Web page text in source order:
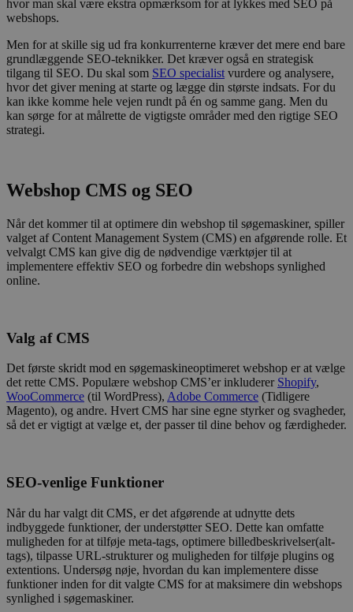
hvor man skal være ekstra opmærksom for at lykkes med SEO på
webshops.
Men for at skille sig ud fra konkurrenterne kræver det mere end bare
grundlæggende SEO-teknikker. Det kræver også en strategisk
tilgang til SEO. Du skal som SEO specialist vurdere og analysere,
hvor det giver mening at starte og lægge din største indsats. For du
kan ikke komme hele vejen rundt på én og samme gang. Men du
kan sørge for at målrette de vigtigste områder med den rigtige SEO
strategi.
Webshop CMS og SEO
Når det kommer til at optimere din webshop til søgemaskiner, spiller
valget af Content Management System (CMS) en afgørende rolle. Et
velvalgt CMS kan give dig de nødvendige værktøjer til at
implementere effektiv SEO og forbedre din webshops synlighed
online.
Valg af CMS
Det første skridt mod en søgemaskineoptimeret webshop er at vælge
det rette CMS. Populære webshop CMS’er inkluderer Shopify,
WooCommerce (til WordPress), Adobe Commerce (Tidligere
Magento), og andre. Hvert CMS har sine egne styrker og svagheder,
så det er vigtigt at vælge et, der passer til dine behov og færdigheder.
SEO-venlige Funktioner
Når du har valgt dit CMS, er det afgørende at udnytte dets
indbyggede funktioner, der understøtter SEO. Dette kan omfatte
muligheden for at tilføje meta-tags, optimere billedbeskrivelser(alt-
tags), tilpasse URL-strukturer og muligheden for tilføje plugins og
extentions. Undersøg nøje, hvordan du kan implementere disse
funktioner inden for dit valgte CMS for at maksimere din webshops
synlighed i søgemaskiner.